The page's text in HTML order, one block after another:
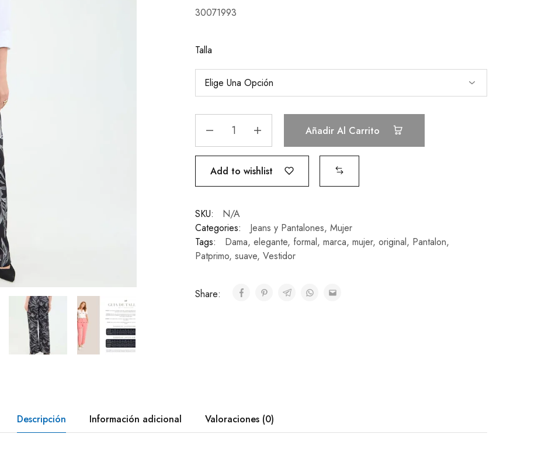
30071993
Talla
Añadir Al Carrito
Add to wishlist
SKU:
N/A
Categories:
Jeans y Pantalones, Mujer
Tags:
Dama, elegante, formal, marca, mujer, original, Pantalon,
Patprimo, suave, Vestidor
Share:
Descripción Información adicional Valoraciones (0)